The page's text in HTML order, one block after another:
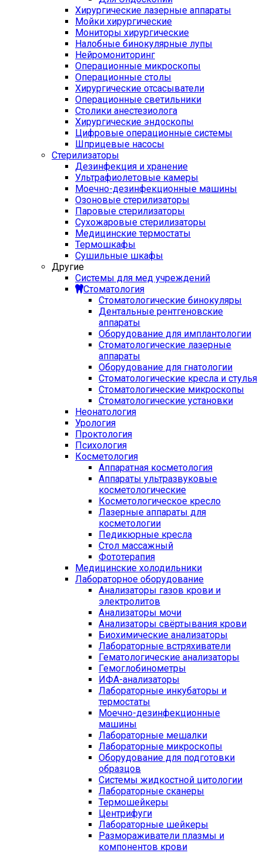
Хирургические лазерные аппараты
Мойки хирургические
Мониторы хирургические
Налобные бинокулярные лупы
Нейромониторинг
Операционные микроскопы
Операционные столы
Хирургические отсасыватели
Операционные светильники
Столики анестезиолога
Хирургические эндоскопы
Цифровые операционные системы
Шприцевые насосы
Стерилизаторы
Дезинфекция и хранение
Ультрафиолетовые камеры
Моечно-дезинфекционные машины
Озоновые стерилизаторы
Паровые стерилизаторы
Сухожаровые стерилизаторы
Медицинские термостаты
Термошкафы
Сушильные шкафы
Другие
Системы для мед учреждений
Стоматология
Стоматологические бинокуляры
Дентальные рентгеновские
аппараты
Оборудование для имплантологии
Стоматологические лазерные
аппараты
Оборудование для гнатологии
Стоматологические кресла и стулья
Стоматологические микроскопы
Стоматологические установки
Неонатология
Урология
Проктология
Психология
Косметология
Аппаратная косметология
Аппараты ультразвуковые
косметологические
Косметологическое кресло
Лазерные аппараты для
косметологии
Педикюрные кресла
Стол массажный
Фототерапия
Медицинские холодильники
Лабораторное оборудование
Анализаторы газов крови и
электролитов
Анализаторы мочи
Анализаторы свёртывания крови
Биохимические анализаторы
Лабораторные встряхиватели
Гематологические анализаторы
Гемоглобинометры
ИФА-анализаторы
Лабораторные инкубаторы и
термостаты
Моечно-дезинфекционные
машины
Лабораторные мешалки
Лабораторные микроскопы
Оборудование для подготовки
образцов
Системы жидкостной цитологии
Лабораторные сканеры
Термошейкеры
Центрифуги
Лабораторные шейкеры
Размораживатели плазмы и
компонентов крови